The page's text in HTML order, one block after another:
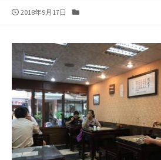
公
2018年9月17日
リ